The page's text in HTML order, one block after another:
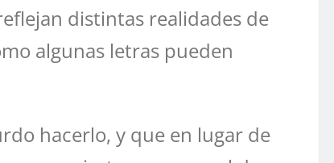
distintas realidades de
algunas letras pueden
hacerlo, y que en lugar de